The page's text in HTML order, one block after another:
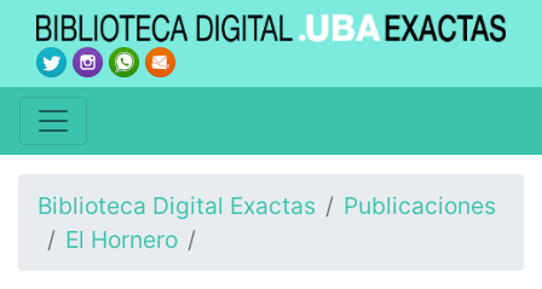
Biblioteca Digital Exactas
Publicaciones
El Hornero